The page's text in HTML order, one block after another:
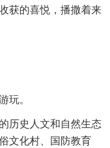
获的喜悦，播撒着来
玩。
历史人文和自然生态
文化村、国防教育